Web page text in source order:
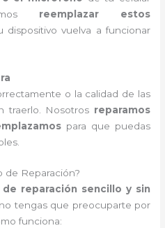
reemplazar estos
dispositivo vuelva a funcionar
o la calidad de las
traerlo. Nosotros reparamos
para que puedas
de Reparación?
reparación sencillo y sin
tengas que preocuparte por
funciona: